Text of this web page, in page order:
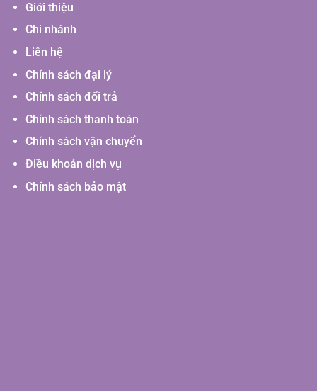
Giới thiệu
Chi nhánh
Liên hệ
Chính sách đại lý
Chính sách đổi trả
Chính sách thanh toán
Chính sách vận chuyển
Điều khoản dịch vụ
Chính sách bảo mật